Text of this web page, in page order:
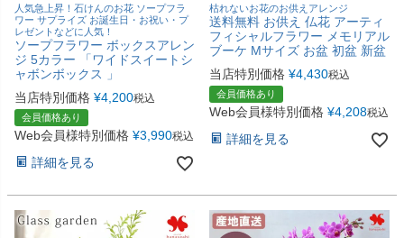
人気急上昇！石けんのお花 ソープフラ
ワー サプライズ お誕生日・お祝い・プ
レゼントなどに人気！
ソープフラワー ボックスアレン
ジ 5カラー 「ワイドスイートシ
ャボンボックス 」
当店特別価格 ¥4,200税込
会員価格あり
Web会員様特別価格 ¥3,990税込
詳細を見る
枯れないお花のお供えアレンジ
送料無料 お供え 仏花 アーティ
フィシャルフラワー メモリアル
ブーケ Mサイズ お盆 初盆 新盆
当店特別価格 ¥4,430税込
会員価格あり
Web会員様特別価格 ¥4,208税込
詳細を見る